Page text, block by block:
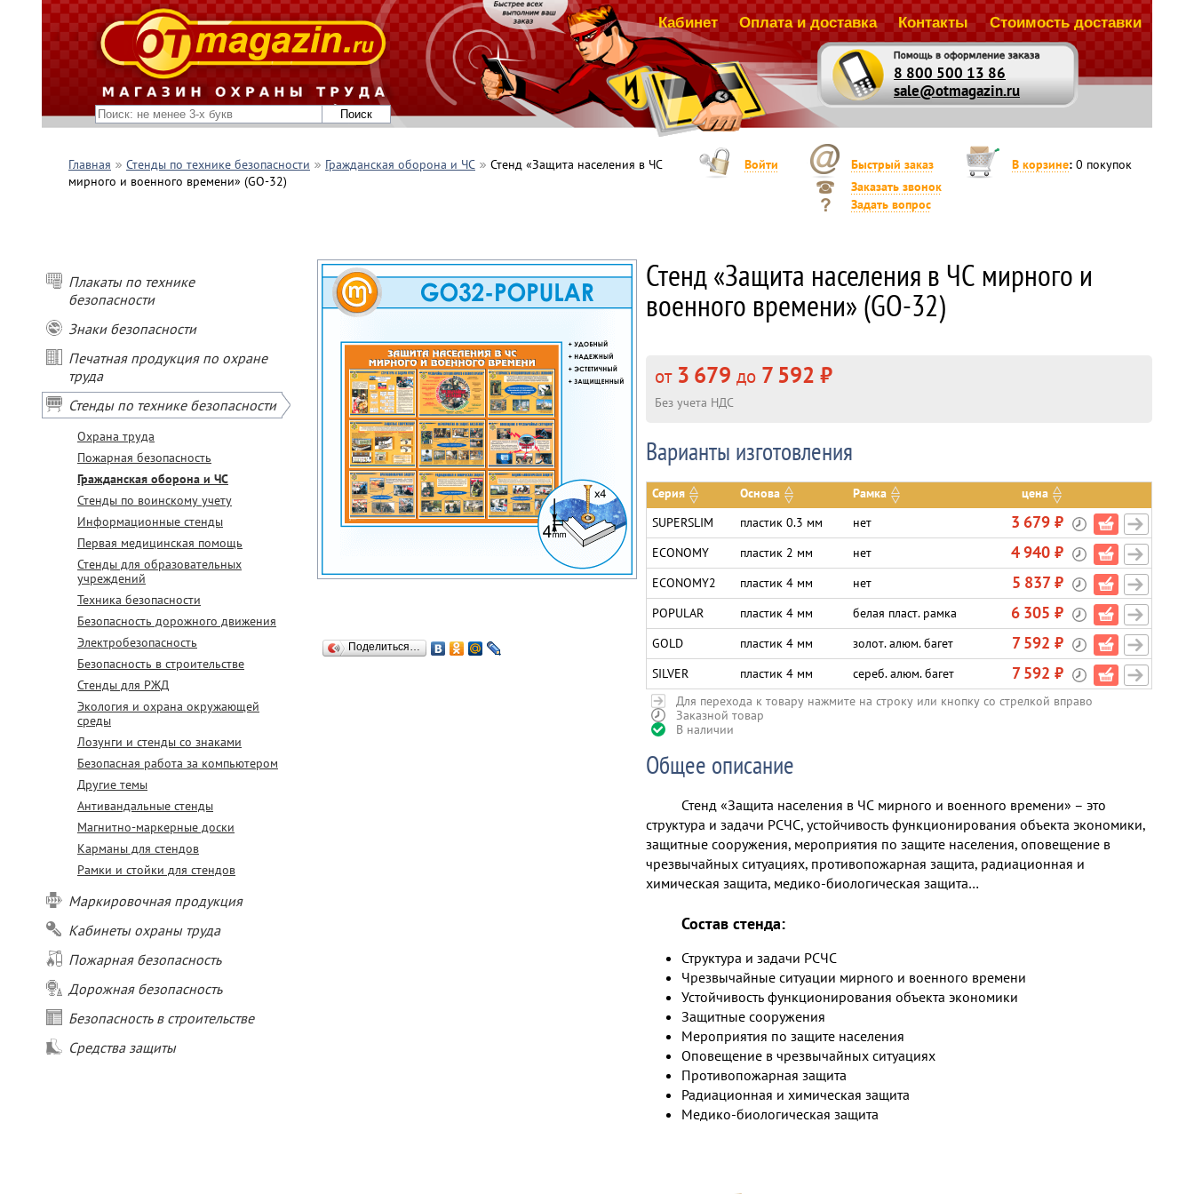
8 800 500 13 86
sale@otmagazin.ru
Кабинет Оплата и доставка Контакты Стоимость доставки
Главная Стенды по технике безопасности Гражданская оборона и ЧС
Стенд «Защита населения в ЧС
мирного и военного времени» (GO-32)
Войти Быстрый заказ В корзине: 0 покупок
Заказать звонок
Задать вопрос
Плакаты по технике
безопасности
Знаки безопасности
Печатная продукция по охране
труда
Стенды по технике безопасности
Охрана труда
Пожарная безопасность
Гражданская оборона и ЧС
Стенды по воинскому учету
Информационные стенды
Первая медицинская помощь
Стенды для образовательных
учреждений
Техника безопасности
Безопасность дорожного движения
Электробезопасность
Безопасность в строительстве
Стенды для РЖД
Экология и охрана окружающей
среды
Лозунги и стенды со знаками
Безопасная работа за компьютером
Другие темы
Антивандальные стенды
Магнитно-маркерные доски
Карманы для стендов
Рамки и стойки для стендов
Маркировочная продукция
Кабинеты охраны труда
Пожарная безопасность
Дорожная безопасность
Безопасность в строительстве
Средства защиты
Поделиться…
Стенд «Защита населения в ЧС мирного и
военного времени» (GO-32)
от3 679 до 7 592 ₽
Без учета НДС
Варианты изготовления
Серия Основа Рамка
цена
SUPERSLIM
пластик 0.3 мм нет 3 679 ₽
ECONOMY пластик 2 мм нет 4 940 ₽
ECONOMY2 пластик 4 мм нет 5 837 ₽
POPULAR пластик 4 мм белая пласт. рамка 6 305 ₽
GOLD пластик 4 мм золот. алюм. багет 7 592 ₽
SILVER пластик 4 мм сереб. алюм. багет 7 592 ₽
Для перехода к товару нажмите на строку или кнопку со стрелкой вправо
Заказной товар
В наличии
Общее описание
Стенд «Защита населения в ЧС мирного и военного времени» – это
структура и задачи РСЧС, устойчивость функционирования объекта экономики,
защитные сооружения, мероприятия по защите населения, оповещение в
чрезвычайных ситуациях, противопожарная защита, радиационная и
химическая защита, медико-биологическая защита…
Состав стенда:
Структура и задачи РСЧС
Чрезвычайные ситуации мирного и военного времени
Устойчивость функционирования объекта экономики
Защитные сооружения
Мероприятия по защите населения
Оповещение в чрезвычайных ситуациях
Противопожарная защита
Радиационная и химическая защита
Медико-биологическая защита